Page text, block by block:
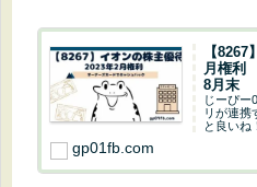
【
月権利
8月末
じーぴー
リが連携
と良いね
が
個人的
gp01fb.com